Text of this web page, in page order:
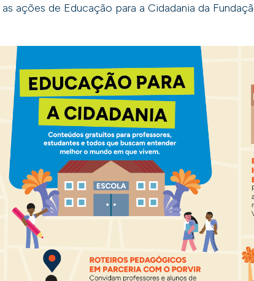
ações de Educação para a Cidadania da